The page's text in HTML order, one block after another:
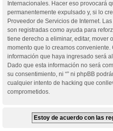
Internacionales. Hacer eso provocará
permanentemente expulsado y, si lo
Proveedor de Servicios de Internet.
son registradas como ayuda para
tiene derecho a eliminar, editar, mover
momento que lo creamos
información que haya ingresado será
Dado que esta información no será
su consentimiento, ni “” ni phpBB
cualquier intento de hacking que
comprometidos.